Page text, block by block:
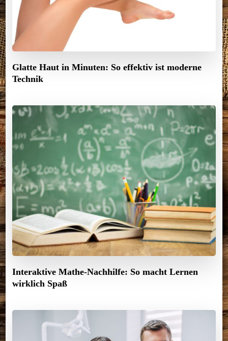
Glatte Haut in Minuten: So effektiv ist moderne
Technik
Interaktive Mathe-Nachhilfe: So macht Lernen
wirklich Spaß